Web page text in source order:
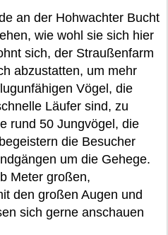
an der Hohwachter Bucht
wie wohl sie sich hier
sich, der Straußenfarm
abzustatten, um mehr
Vögel, die
Läufer sind, zu
rund 50 Jungvögel, die
die Besucher
um die Gehege.
Meter großen,
den großen Augen und
sich gerne anschauen